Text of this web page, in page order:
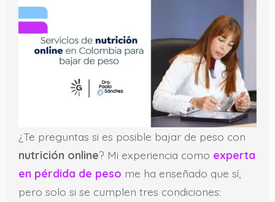
¿Te preguntas si es posible bajar de peso con
nutrición online? Mi experiencia como experta
en pérdida de peso me ha enseñado que sí,
pero solo si se cumplen tres condiciones: